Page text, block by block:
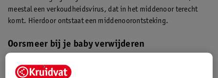
meestal een verkoudheidsvirus, dat in het middenoor terecht
komt. Hierdoor ontstaat een middenoorontsteking.
Oorsmeer bij je baby verwijderen
oorsmeer ‘valt’ er meestal vanzelf uit. Wil je het oorsmeer toch